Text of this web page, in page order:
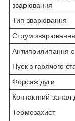
зварювання
Тип зварювання
Струм зварювання
Антиприлипання
Пуск з гарячого
Форсаж дуги
Контактний запал
Термозахист